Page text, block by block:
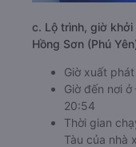
c. Lộ trình, giờ
Hồng Sơn (Phú
Giờ xuất
Giờ đến nơi
20:54
Thời gian
Tàu của nhà